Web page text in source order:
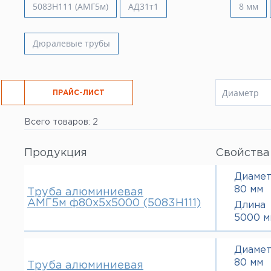
Все услуги
5083H111 (АМГ5м) АД31т1 8 мм
Дюралевые трубы
Диаметр
14 мм
18 мм
20 мм
22 мм
25 мм
30 мм
32 мм
ПРАЙС-ЛИСТ
РЕЗКА
Всего товаров: 2
Продукция Свойства
Труба алюминиевая
АМГ5м ф80х5х5000 (5083H111)
80 мм
Длина
5000
Труба алюминиевая
80 мм